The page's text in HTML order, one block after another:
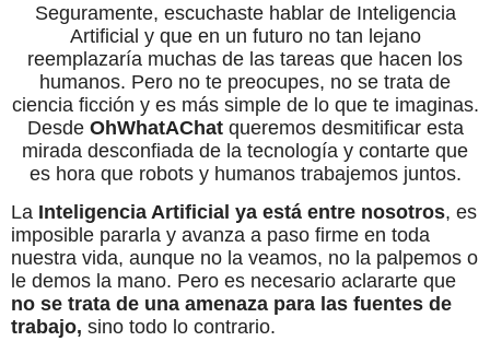
Seguramente, escuchaste hablar de Inteligencia
Artificial y que en un futuro no tan lejano
reemplazaría muchas de las tareas que hacen los
humanos. Pero no te preocupes, no se trata de
ciencia ficción y es más simple de lo que te imaginas.
Desde OhWhatAChatqueremos desmitificar esta
mirada desconfiada de la tecnología y contarte que
es hora que robots y humanos trabajemos juntos.
La Inteligencia Artificial ya está entre nosotros, es
imposible pararla y avanza a paso firme en toda
nuestra vida, aunque no la veamos, no la palpemos o
le demos la mano. Pero es necesario aclararte que
no se trata de una amenaza para las fuentes de
trabajo, sino todo lo contrario.